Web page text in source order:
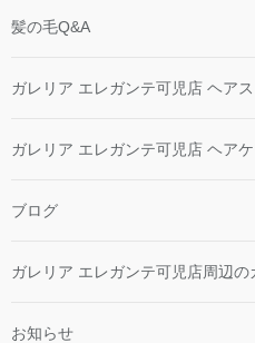
髪の毛Q&A
ガレリア エレガンテ可児店 ヘア
ガレリア エレガンテ可児店 ヘア
ブログ
ガレリア エレガンテ可児店周辺
お知らせ